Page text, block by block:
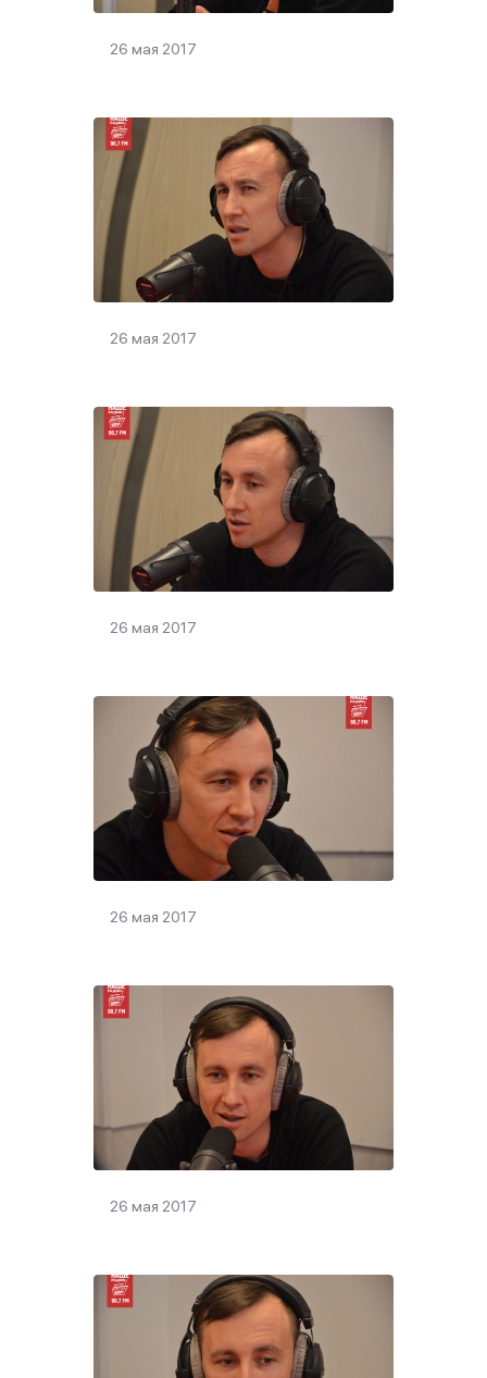
26 мая 2017
26 мая 2017
26 мая 2017
26 мая 2017
26 мая 2017